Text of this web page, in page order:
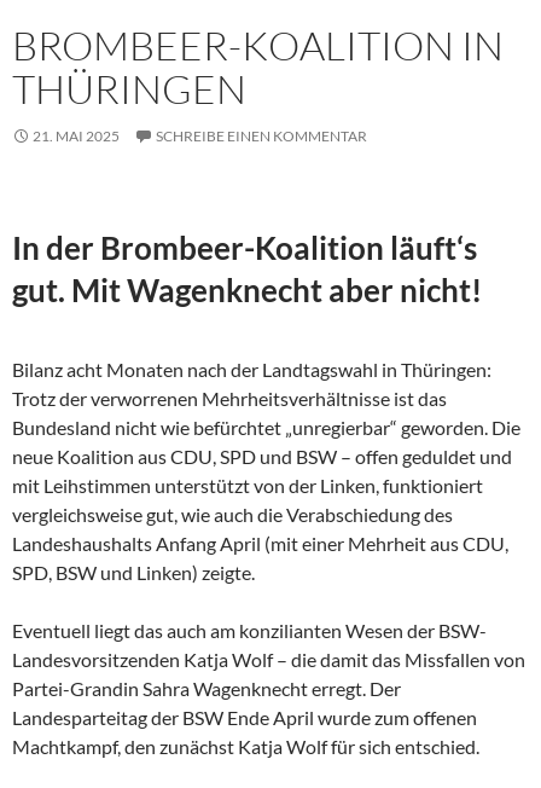
BROMBEER-KOALITION IN
THÜRINGEN
21. MAI 2025 SCHREIBE EINEN KOMMENTAR
In der Brombeer-Koalition läuft‘s
gut. Mit Wagenknecht aber nicht!
Bilanz acht Monaten nach der Landtagswahl in Thüringen:
Trotz der verworrenen Mehrheitsverhältnisse ist das
Bundesland nicht wie befürchtet „unregierbar“ geworden. Die
neue Koalition aus CDU, SPD und BSW – offen geduldet und
mit Leihstimmen unterstützt von der Linken, funktioniert
vergleichsweise gut, wie auch die Verabschiedung des
Landeshaushalts Anfang April (mit einer Mehrheit aus CDU,
SPD, BSW und Linken) zeigte.
Eventuell liegt das auch am konzilianten Wesen der BSW-
Landesvorsitzenden Katja Wolf – die damit das Missfallen von
Partei-Grandin Sahra Wagenknecht erregt. Der
Landesparteitag der BSW Ende April wurde zum offenen
Machtkampf, den zunächst Katja Wolf für sich entschied.